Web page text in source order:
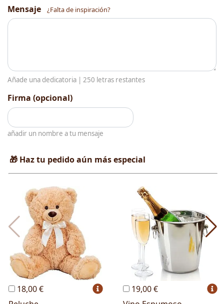
Mensaje ¿Falta de inspiración?
Añade una dedicatoria | 250 letras restantes
Firma (opcional)
añadir un nombre a tu mensaje
🎁 Haz tu pedido aún más especial
18,00 €
19,00 €